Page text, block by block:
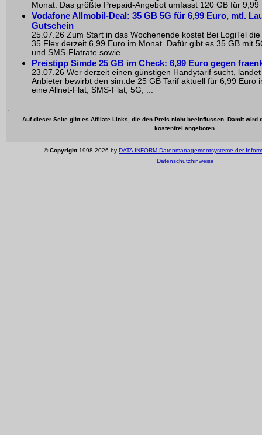
Monat. Das größte Prepaid-Angebot umfasst 120 GB für 9,99
Vodafone Allmobil-Deal: 35 GB 5G für 6,99 Euro, mtl.
Gutschein
25.07.26 Zum Start in das Wochenende kostet Bei LogiTel
35 Flex derzeit 6,99 Euro im Monat. Dafür gibt es 35 GB mit
und SMS-Flatrate sowie ...
Preistipp Simde 25 GB im Check: 6,99 Euro gegen
23.07.26 Wer derzeit einen günstigen Handytarif sucht,
Anbieter bewirbt den sim.de 25 GB Tarif aktuell für 6,99 Euro
eine Allnet-Flat, SMS-Flat, 5G, ...
Auf dieser Seite gibt es Affilate Links, die den Preis nicht beeinflussen. Damit wird
kostenfrei angeboten
©Copyright1998-2026 by DATA INFORM-Datenmanagementsysteme der
Datenschutzhinweise